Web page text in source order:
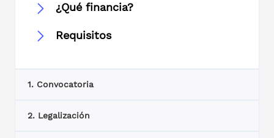
¿Qué financia?
Requisitos
1. Convocatoria
2. Legalización